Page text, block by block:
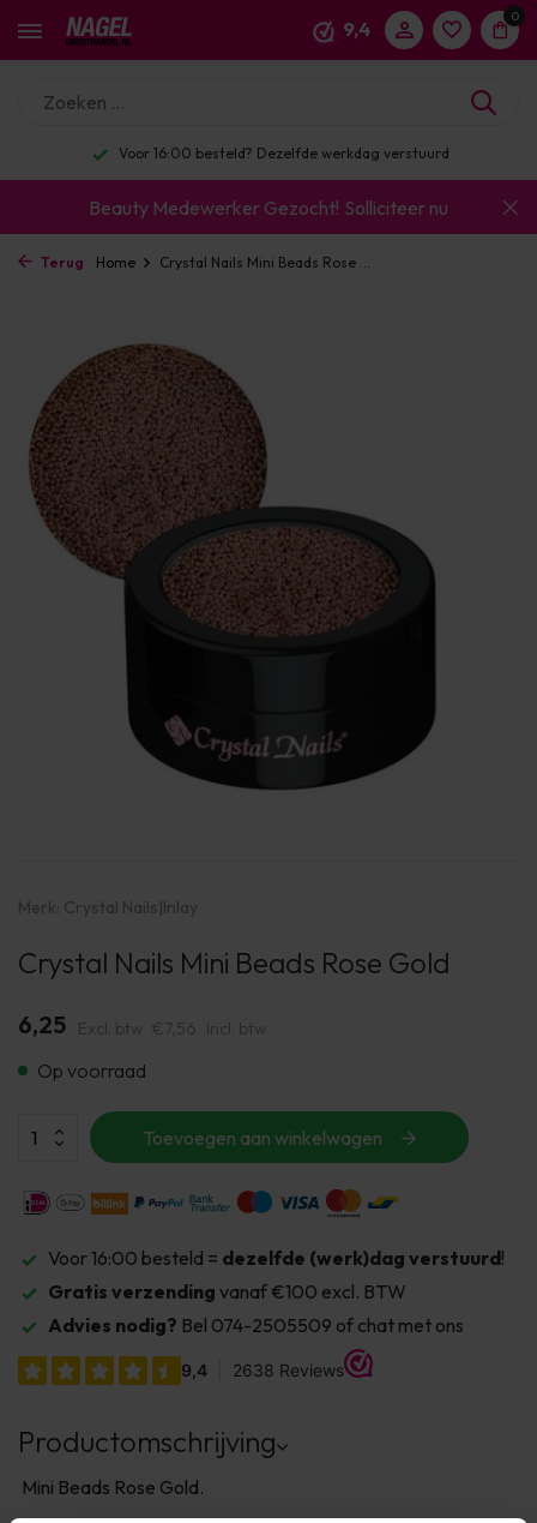
9,4
0
Voor 16:00 besteld? Dezelfde werkdag verstuurd
Beauty Medewerker Gezocht! Solliciteer nu
Terug Home Crystal Nails Mini Beads Rose ...
Merk: Crystal Nails|Inlay
Crystal Nails Mini Beads Rose Gold
6,25 Excl. btw €7,56 Incl. btw
Op voorraad
Toevoegen aan winkelwagen
Voor 16:00 besteld = dezelfde (werk)dag verstuurd!
Gratis verzending vanaf €100 excl. BTW
Advies nodig? Bel 074-2505509 of chat met ons
Productomschrijving
Mini Beads Rose Gold.